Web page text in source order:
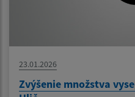
23.01.2026
Zvýšenie množstva